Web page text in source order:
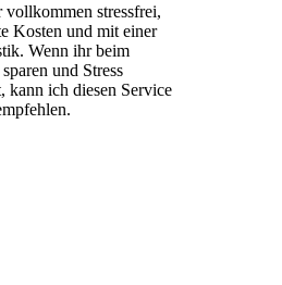
stressfrei,
Kosten und mit einer
Wenn ihr beim
und Stress
kann ich diesen Service